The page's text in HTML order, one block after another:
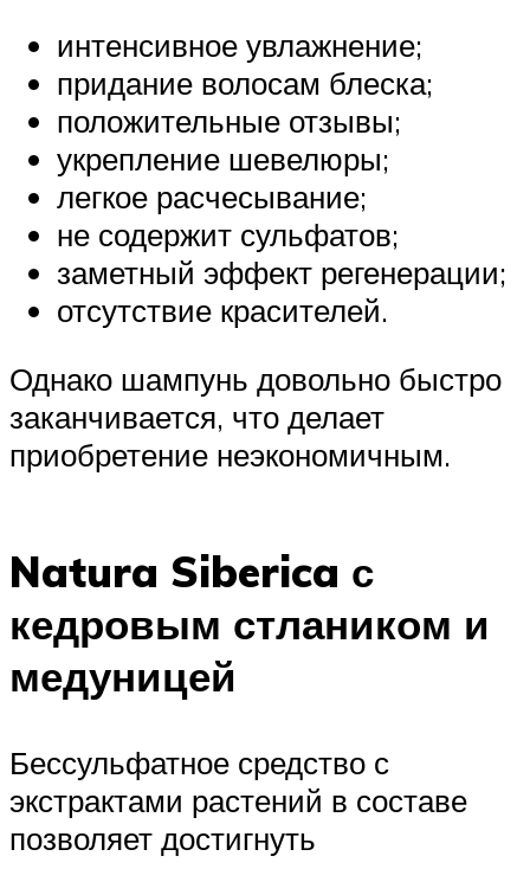
интенсивное увлажнение;
придание волосам блеска;
положительные отзывы;
укрепление шевелюры;
легкое расчесывание;
не содержит сульфатов;
заметный эффект регенерации;
отсутствие красителей.
Однако шампунь довольно быстро
заканчивается, что делает
приобретение неэкономичным.
Natura Siberica с
кедровым стлаником и
медуницей
Бессульфатное средство с
экстрактами растений в составе
позволяет достигнуть